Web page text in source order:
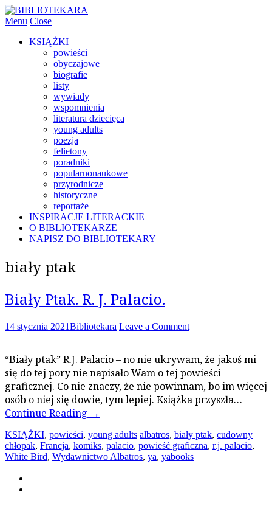
Menu Close
KSIĄŻKI
powieści
obyczajowe
biografie
listy
wywiady
wspomnienia
literatura dziecięca
young adults
poezja
felietony
poradniki
popularnonaukowe
przyrodnicze
historyczne
reportaże
INSPIRACJE LITERACKIE
O BIBLIOTEKARZE
NAPISZ DO BIBLIOTEKARY
biały ptak
Biały Ptak. R. J. Palacio.
14 stycznia 2021Bibliotekara Leave a Comment
“Biały ptak” R.J. Palacio – no nie ukrywam, że jakoś mi
się do tej pory nie napisało Wam o tej powieści
graficznej. Co nie znaczy, że nie powinnam, bo im więcej
osób o niej się dowie, tym lepiej. Książka przyszła…
Continue Reading →
KSIĄŻKI, powieści, young adults albatros, biały ptak, cudowny
chłopak, Francja, komiks, palacio, powieść graficzna, r.j. palacio,
White Bird, Wydawnictwo Albatros, ya, yabooks